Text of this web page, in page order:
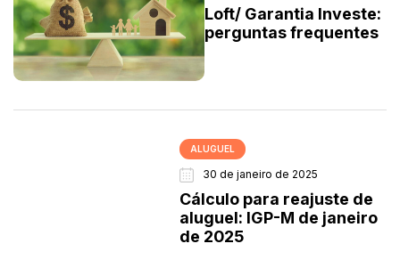
Loft/ Garantia Investe:
perguntas frequentes
ALUGUEL
30 de janeiro de 2025
Cálculo para reajuste de
aluguel: IGP-M de janeiro
de 2025